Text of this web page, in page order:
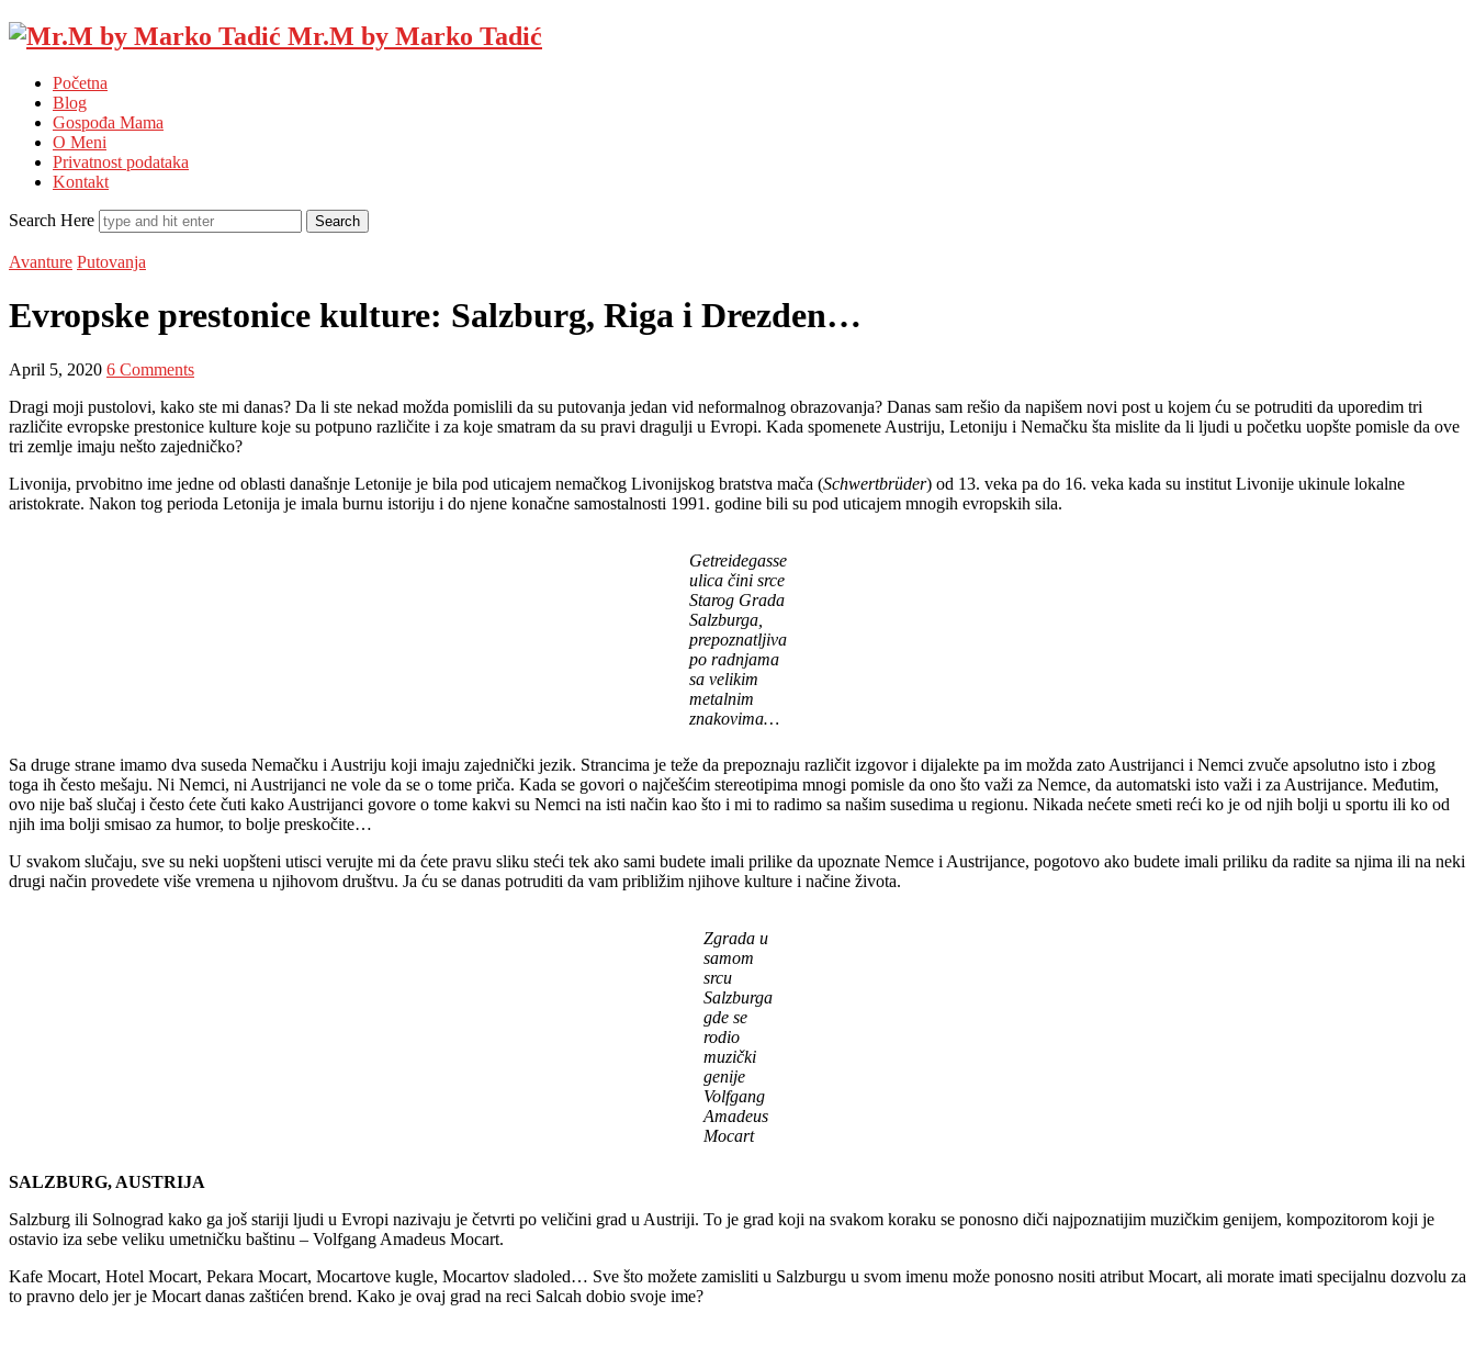
Mr.M by Marko Tadić
Početna
Blog
Gospođa Mama
O Meni
Privatnost podataka
Kontakt
Search Here
Avanture Putovanja
Evropske prestonice kulture: Salzburg, Riga i Drezden…
April 5, 2020 6 Comments
Dragi moji pustolovi, kako ste mi danas? Da li ste nekad možda pomislili da su putovanja jedan vid neformalnog obrazovanja? Danas sam rešio da napišem novi post u kojem ću se potruditi da uporedim tri
različite evropske prestonice kulture koje su potpuno različite i za koje smatram da su pravi dragulji u Evropi. Kada spomenete Austriju, Letoniju i Nemačku šta mislite da li ljudi u početku uopšte pomisle da ove
tri zemlje imaju nešto zajedničko?
Livonija, prvobitno ime jedne od oblasti današnje Letonije je bila pod uticajem nemačkog Livonijskog bratstva mača (Schwertbrüder) od 13. veka pa do 16. veka kada su institut Livonije ukinule lokalne
aristokrate. Nakon tog perioda Letonija je imala burnu istoriju i do njene konačne samostalnosti 1991. godine bili su pod uticajem mnogih evropskih sila.
Getreidegasse
ulica čini srce
Starog Grada
Salzburga,
prepoznatljiva
po radnjama
sa velikim
metalnim
znakovima…
Sa druge strane imamo dva suseda Nemačku i Austriju koji imaju zajednički jezik. Strancima je teže da prepoznaju različit izgovor i dijalekte pa im možda zato Austrijanci i Nemci zvuče apsolutno isto i zbog
toga ih često mešaju. Ni Nemci, ni Austrijanci ne vole da se o tome priča. Kada se govori o najčešćim stereotipima mnogi pomisle da ono što važi za Nemce, da automatski isto važi i za Austrijance. Međutim,
ovo nije baš slučaj i često ćete čuti kako Austrijanci govore o tome kakvi su Nemci na isti način kao što i mi to radimo sa našim susedima u regionu. Nikada nećete smeti reći ko je od njih bolji u sportu ili ko od
njih ima bolji smisao za humor, to bolje preskočite…
U svakom slučaju, sve su neki uopšteni utisci verujte mi da ćete pravu sliku steći tek ako sami budete imali prilike da upoznate Nemce i Austrijance, pogotovo ako budete imali priliku da radite sa njima ili na neki
drugi način provedete više vremena u njihovom društvu. Ja ću se danas potruditi da vam približim njihove kulture i načine života.
Zgrada u
samom
srcu
Salzburga
gde se
rodio
muzički
genije
Volfgang
Amadeus
Mocart
SALZBURG, AUSTRIJA
Salzburg ili Solnograd kako ga još stariji ljudi u Evropi nazivaju je četvrti po veličini grad u Austriji. To je grad koji na svakom koraku se ponosno diči najpoznatijim muzičkim genijem, kompozitorom koji je
ostavio iza sebe veliku umetničku baštinu – Volfgang Amadeus Mocart.
Kafe Mocart, Hotel Mocart, Pekara Mocart, Mocartove kugle, Mocartov sladoled… Sve što možete zamisliti u Salzburgu u svom imenu može ponosno nositi atribut Mocart, ali morate imati specijalnu dozvolu za
to pravno delo jer je Mocart danas zaštićen brend. Kako je ovaj grad na reci Salcah dobio svoje ime?